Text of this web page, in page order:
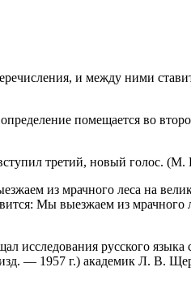
и между ними
помещается во
третий, новый голос. (М.
из мрачного леса на
Мы выезжаем из
исследования русского
— 1957 г.) академик Л. В.